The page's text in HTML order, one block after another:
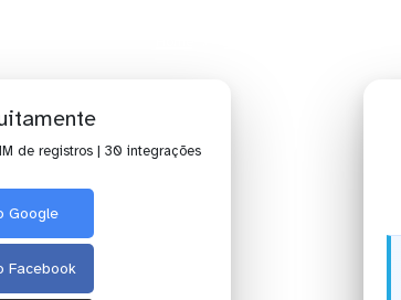
de registros | 30 integrações
Google
Facebook